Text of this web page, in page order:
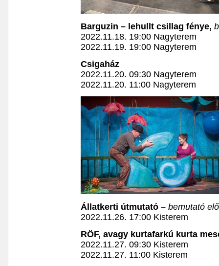
Barguzin – lehullt csillag fénye,
2022.11.18. 19:00 Nagyterem
2022.11.19. 19:00 Nagyterem
Csigaház
2022.11.20. 09:30 Nagyterem
2022.11.20. 11:00 Nagyterem
Állatkerti útmutató –bemutató
2022.11.26. 17:00 Kisterem
RÖF, avagy kurtafarkú kurta
2022.11.27. 09:30 Kisterem
2022.11.27. 11:00 Kisterem